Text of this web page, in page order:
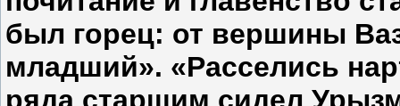
был горец: от вершины
младший». «Расселись